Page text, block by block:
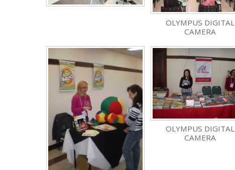
OLYMPUS DIGITAL
CAMERA
OLYMPUS DIGITAL
CAMERA